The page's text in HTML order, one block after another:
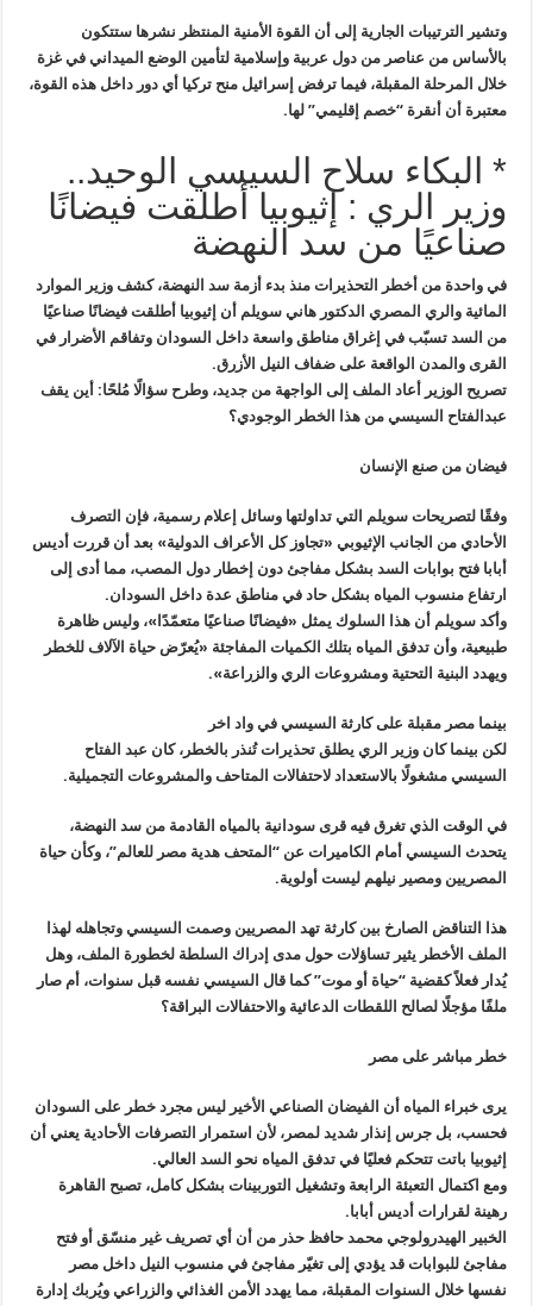
وتشير
الترتيبات الجارية إلى أن القوة الأمنية المنتظر نشرها ستتكون
بالأساس من عناصر من دول عربية وإسلامية لتأمين الوضع الميداني في غزة
خلال المرحلة المقبلة، فيما ترفض إسرائيل منح تركيا أي دور داخل هذه القوة،
معتبرة أن أنقرة “خصم إقليمي” لها.
* البكاء سلاح السيسي الوحيد..
وزير الري : إثيوبيا أطلقت فيضانًا
صناعيًا من سد النهضة
في واحدة من أخطر التحذيرات منذ بدء أزمة سد النهضة، كشف وزير الموارد
المائية والري المصري الدكتور هاني سويلم أن إثيوبيا أطلقت فيضانًا صناعيًا
من السد تسبّب في إغراق مناطق واسعة داخل السودان وتفاقم الأضرار في
القرى والمدن الواقعة على ضفاف النيل الأزرق.
تصريح الوزير أعاد الملف إلى الواجهة من جديد، وطرح سؤالًا مُلحًا: أين يقف
عبدالفتاح السيسي من هذا الخطر الوجودي؟
فيضان من صنع الإنسان
وفقًا لتصريحات سويلم التي تداولتها وسائل إعلام رسمية، فإن التصرف
الأحادي من الجانب الإثيوبي «تجاوز كل الأعراف الدولية» بعد أن قررت أديس
أبابا فتح بوابات السد بشكل مفاجئ دون إخطار دول المصب، مما أدى إلى
ارتفاع منسوب المياه بشكل حاد في مناطق عدة داخل السودان.
وأكد سويلم أن هذا السلوك يمثل «فيضانًا صناعيًا متعمّدًا»، وليس ظاهرة
طبيعية، وأن تدفق المياه بتلك الكميات المفاجئة «يُعرّض حياة الآلاف للخطر
ويهدد البنية التحتية ومشروعات الري والزراعة».
بينما مصر مقبلة على كارثة السيسي في واد اخر
لكن بينما كان وزير الري يطلق تحذيرات تُنذر بالخطر، كان عبد الفتاح
السيسي مشغولًا بالاستعداد لاحتفالات المتاحف والمشروعات التجميلية.
في الوقت الذي تغرق فيه قرى سودانية بالمياه القادمة من سد النهضة،
يتحدث السيسي أمام الكاميرات عن “المتحف هدية مصر للعالم”، وكأن حياة
المصريين ومصير نيلهم ليست أولوية.
هذا التناقض الصارخ بين كارثة تهد المصريين وصمت السيسي وتجاهله لهذا
الملف الأخطر يثير تساؤلات حول مدى إدراك السلطة لخطورة الملف، وهل
يُدار فعلاً كقضية “حياة أو موت” كما قال السيسي نفسه قبل سنوات، أم صار
ملفًا مؤجلًا لصالح اللقطات الدعائية والاحتفالات البراقة؟
خطر مباشر على مصر
يرى خبراء المياه أن الفيضان الصناعي الأخير ليس مجرد خطر على السودان
فحسب، بل جرس إنذار شديد لمصر، لأن استمرار التصرفات الأحادية يعني أن
إثيوبيا باتت تتحكم فعليًا في تدفق المياه نحو السد العالي.
ومع اكتمال التعبئة الرابعة وتشغيل التوربينات بشكل كامل، تصبح القاهرة
رهينة لقرارات أديس أبابا.
الخبير الهيدرولوجي محمد حافظ حذر من أن أي تصريف غير منسّق أو فتح
مفاجئ للبوابات قد يؤدي إلى تغيّر مفاجئ في منسوب النيل داخل مصر
نفسها خلال السنوات المقبلة، مما يهدد الأمن الغذائي والزراعي ويُربك إدارة